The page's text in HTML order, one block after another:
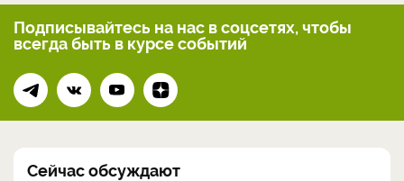
Подписывайтесь на нас в соцсетях, чтобы
всегдабыть в курсе событий
Сейчас обсуждают